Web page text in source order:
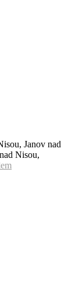
Janov nad
Nisou,